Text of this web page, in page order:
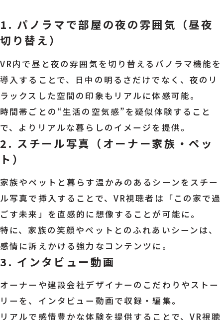
1. パノラマで部屋の夜の雰囲気（昼夜
切り替え）
VR内で昼と夜の雰囲気を切り替えるパノラマ機能を
導入することで、日中の明るさだけでなく、夜のリ
ラックスした空間の印象もリアルに体感可能。
時間帯ごとの“生活の空気感”を疑似体験すること
で、よりリアルな暮らしのイメージを提供。
2. スチール写真（オーナー家族・ペッ
ト）
家族やペットと暮らす温かみのあるシーンをスチー
ル写真で挿入することで、VR視聴者は「この家で過
ごす未来」を直感的に想像することが可能に。
特に、家族の笑顔やペットとのふれあいシーンは、
感情に訴えかける強力なコンテンツに。
3. インタビュー動画
オーナーや建設会社デザイナーのこだわりやストー
リーを、インタビュー動画で収録・編集。
リアルで感情豊かな体験を提供することで、VR視聴